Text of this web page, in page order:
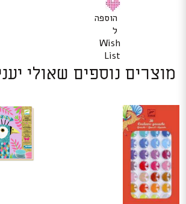
הוספה
ל
Wish
List
מוצרים נוספים שאולי